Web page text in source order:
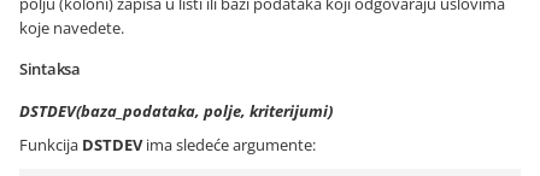
koje navedete.
Sintaksa
DSTDEV(baza_podataka, polje, kriterijumi)
Funkcija DSTDEVima sledeće argumente: